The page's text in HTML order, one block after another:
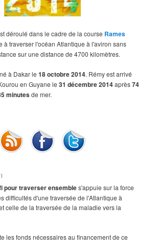
déroulé dans le cadre de la course Rames
à traverser l'océan Atlantique à l'aviron sans
sur une distance de 4700 kilomètres.
à Dakar le18 octobre 2014. Rémy est arrivé
en Guyane le31 décembre 2014après74
minutesde mer.
pour traverser ensembles'appuie sur la force
difficultés d'une traversée de l'Atlantique à
celle de la traversée de la maladie vers la
les fonds nécessaires au financement de ce